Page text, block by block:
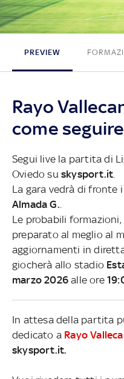
PREVIEW
Rayo
come
Segui live la partita di
Oviedo su skysport.it
La gara vedrà di fronte
Almada G.
Le probabili
preparato al meglio al
aggiornamenti in
giocherà allo stadio
marzo 2026 alle ore
In attesa della partita
dedicato a Rayo
skysport.it.